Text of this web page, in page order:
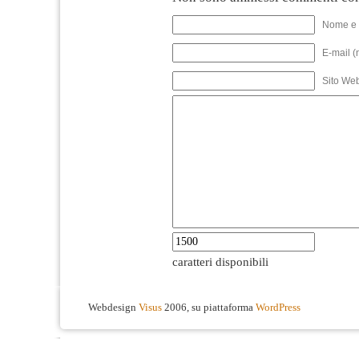
Nome
E-mail
Sito
caratteri disponibili
Webdesign Visus 2006, su piattaforma WordPress